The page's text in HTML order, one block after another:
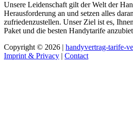
Unsere Leidenschaft gilt der Welt der
Herausforderung an und setzen alles
zufriedenzustellen. Unser Ziel ist es,
Paket und die besten Handytarife
Copyright © 2026 | handyvertrag-tarife-
Imprint & Privacy | Contact